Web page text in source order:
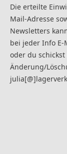
Die erteilte
Mail-Adresse
Newsletters
bei jeder Info
oder du
Änderung/